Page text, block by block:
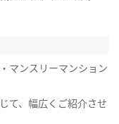
マンスリーマンション
て、幅広くご紹介させ